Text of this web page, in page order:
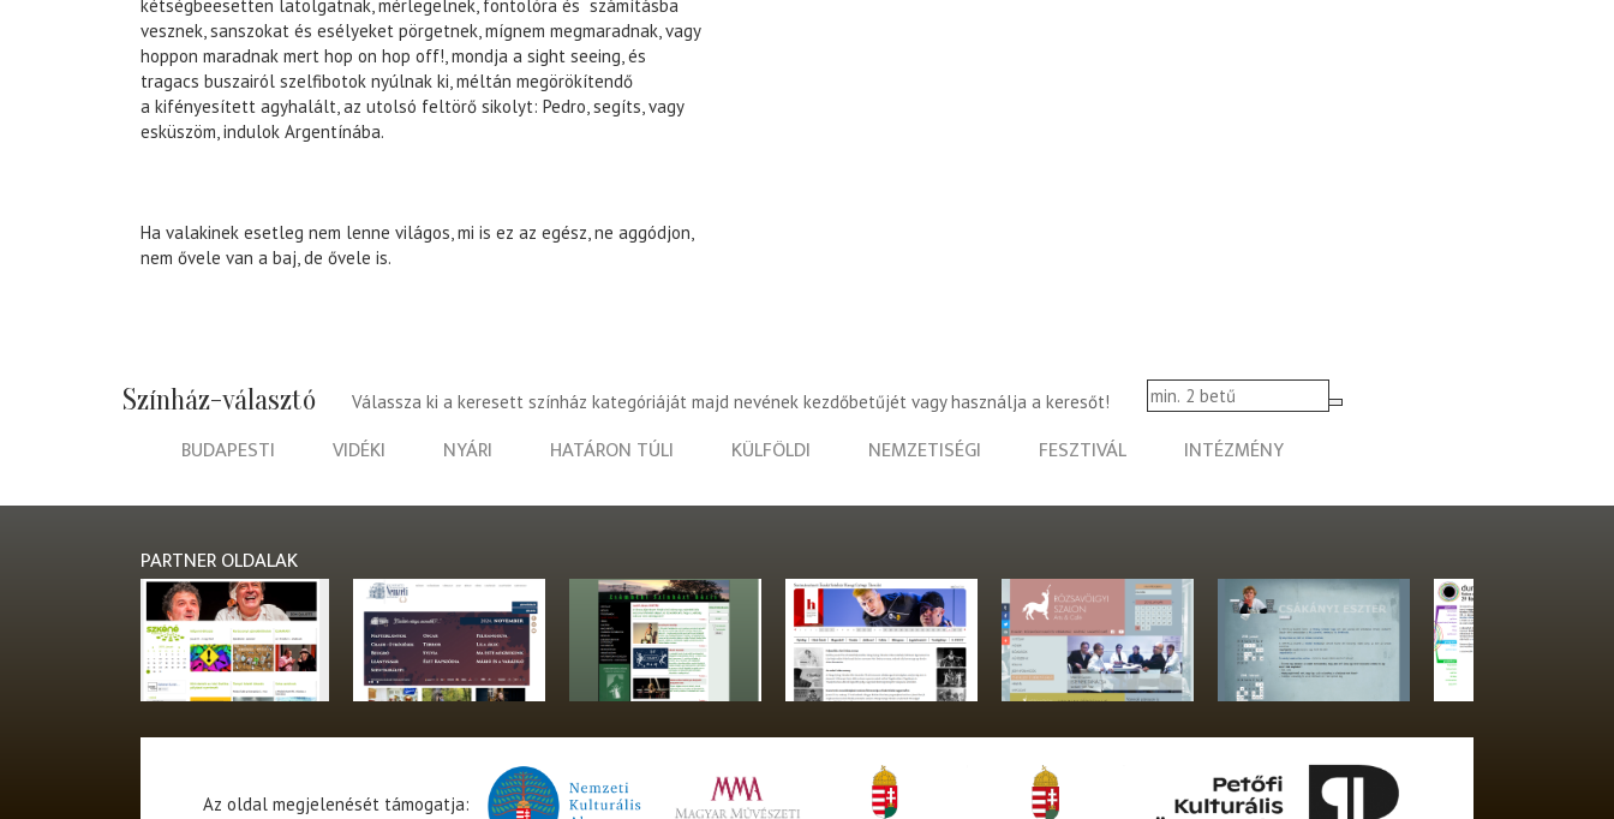
kétségbeesetten latolgatnak, mérlegelnek, fontolóra és számításba
vesznek, sanszokat és esélyeket pörgetnek, mígnem megmaradnak, vagy
hoppon maradnak mert hop on hop off!, mondja a sight seeing, és
tragacs buszairól szelfibotok nyúlnak ki, méltán megörökítendő
a kifényesített agyhalált, az utolsó feltörő sikolyt: Pedro, segíts, vagy
esküszöm, indulok Argentínába.
Ha valakinek esetleg nem lenne világos, mi is ez az egész, ne aggódjon,
nem ővele van a baj, de ővele is.
Színház-választó Válassza ki a keresett színház kategóriáját majd nevének kezdőbetűjét vagy használja a keresőt!
BUDAPESTI VIDÉKI NYÁRI HATÁRON TÚLI KÜLFÖLDI NEMZETISÉGI FESZTIVÁL INTÉZMÉNY
PARTNER OLDALAK
Az oldal megjelenését támogatja: